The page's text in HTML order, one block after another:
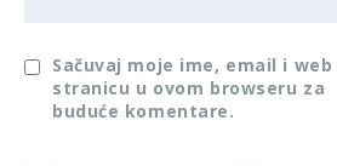
Sačuvaj moje ime, email i web
stranicu u ovom browseru za
buduće komentare.